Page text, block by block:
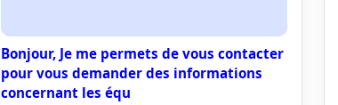
Bonjour, Je me permets de vous contacter
pour vous demander des informations
concernant les équ